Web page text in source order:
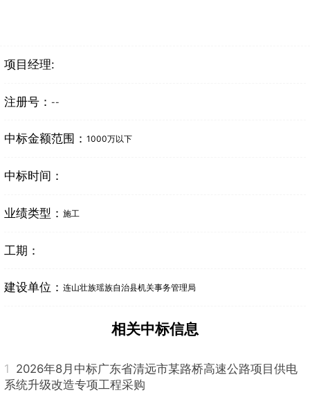
项目经理:
注册号： --
中标金额范围： 1000万以下
中标时间：
业绩类型： 施工
工期：
建设单位： 连山壮族瑶族自治县机关事务管理局
相关中标信息
1 2026年8月中标广东省清远市某路桥高速公路项目供电
系统升级改造专项工程采购